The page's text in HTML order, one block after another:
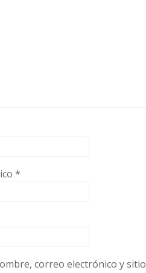
*
correo electrónico y